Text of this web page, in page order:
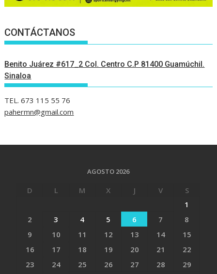
CONTÁCTANOS
Benito Juárez #617_2 Col. Centro C.P 81400 Guamúchil.
Sinaloa
TEL. 673 115 55 76
pahermn@gmail.com
AGOSTO 2026
D L M X J V
S
1
2
3 4 5 6 7
8
9
10 11 12 13 14
15
16
17 18 19 20 21
22
23
24 25 26 27 28
29